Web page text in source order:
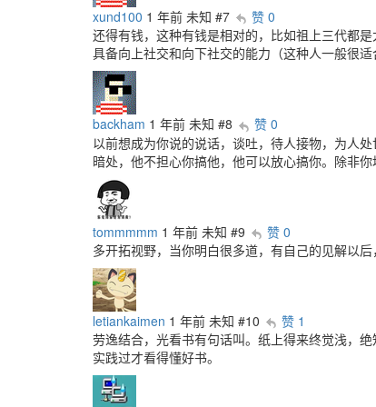
xund100 1 年前 未知 #7
赞 0
还得有钱，这种有钱是相对的，比如祖上三代都
具备向上社交和向下社交的能力（这种人一般很
backham 1 年前 未知 #8
赞 0
以前想成为你说的说话，谈吐，待人接物，为人
暗处，他不担心你搞他，他可以放心搞你。除非
tommmmm 1 年前 未知 #9
赞 0
多开拓视野，当你明白很多道，有自己的见解以
letiankaimen 1 年前 未知 #10
赞 1
劳逸结合，光看书有句话叫。纸上得来终觉浅，绝
实践过才看得懂好书。